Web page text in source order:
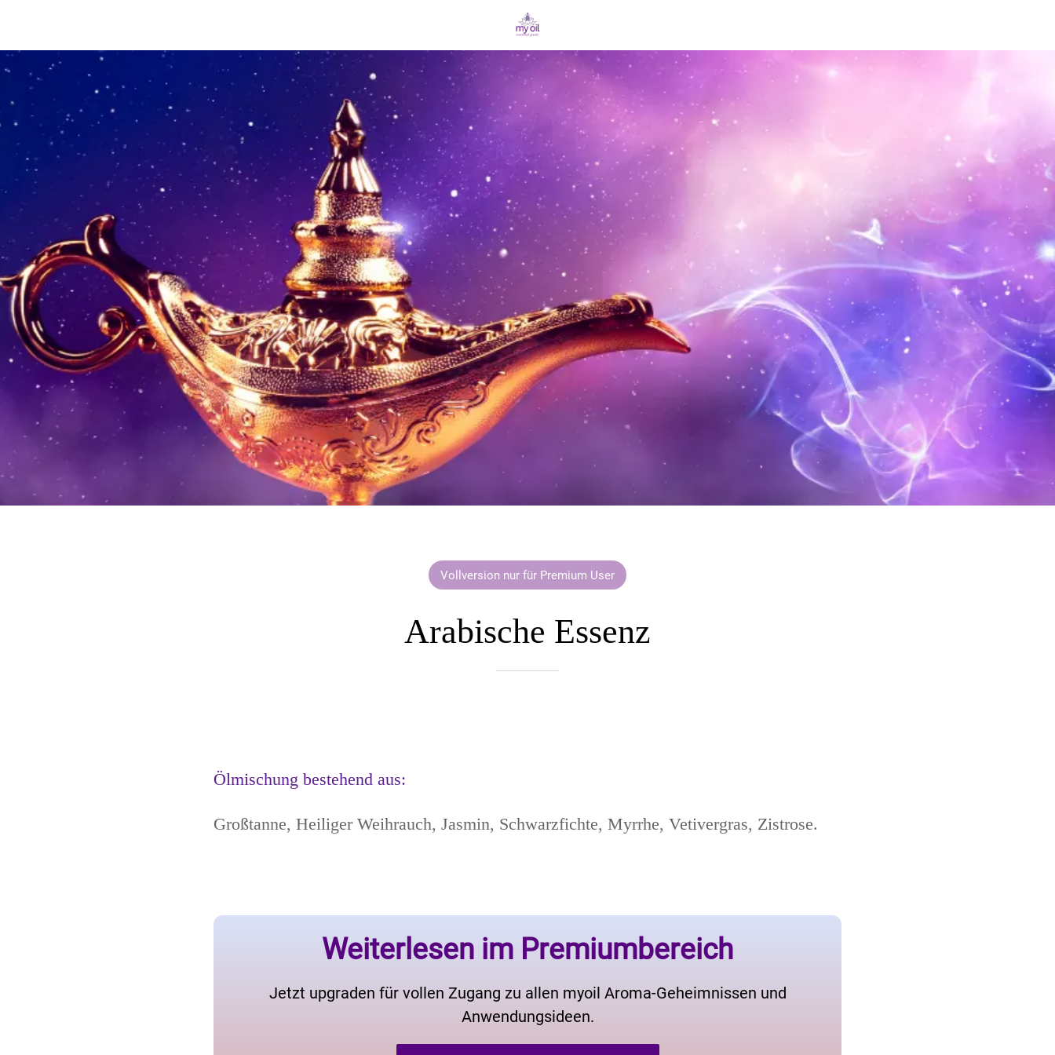
Vollversion nur für Premium User
Arabische Essenz
Ölmischung bestehend aus:
Großtanne, Heiliger Weihrauch, Jasmin, Schwarzfichte, Myrrhe, Vetivergras, Zistrose.
Weiterlesen im Premiumbereich
Jetzt upgraden für vollen Zugang zu allen myoil Aroma-Geheimnissen und
Anwendungsideen.